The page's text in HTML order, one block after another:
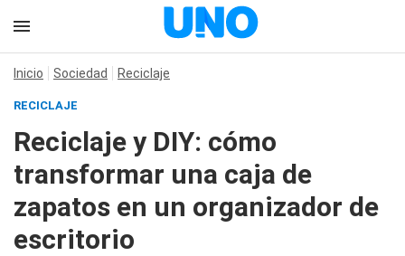
Inicio Sociedad Reciclaje
RECICLAJE
Reciclaje y DIY: cómo
transformar una caja de
zapatos en un organizador de
escritorio